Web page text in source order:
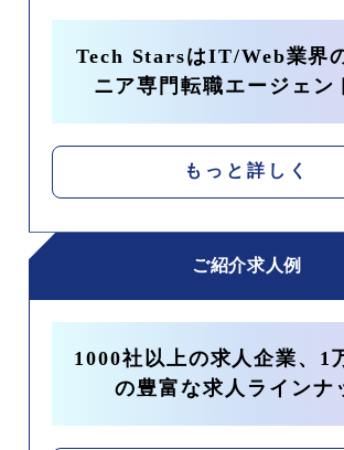
Tech StarsはIT/Web業界
ニア専門転職エージェン
もっと詳しく
ご紹介求人例
1000社以上の求人企業、1
の豊富な求人ラインナ